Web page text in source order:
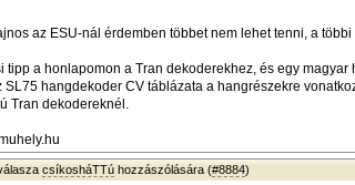
az ESU-nál érdemben többet nem lehet tenni, a
tipp a honlapomon a Tran dekoderekhez, és egy magyar
SL75 hangdekoder CV táblázata a hangrészekre
Tran dekodereknél.
csíkosháTTú hozzászólására (#8884)